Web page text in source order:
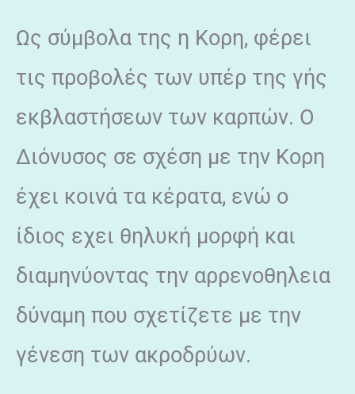
Ως σύμβολα της η Κορη, φέρει
τις προβολές των υπέρ της γής
εκβλαστήσεων των καρπών. Ο
Διόνυσος σε σχέση με την Κορη
έχει κοινά τα κέρατα, ενώ ο
ίδιος εχει θηλυκή μορφή και
διαμηνύοντας την αρρενοθηλεια
δύναμη που σχετίζετε με την
γένεση των ακροδρύων.